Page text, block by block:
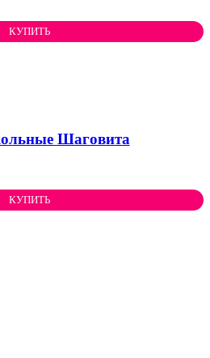
КУПИТЬ
Шаговита
₽.КУПИТЬ